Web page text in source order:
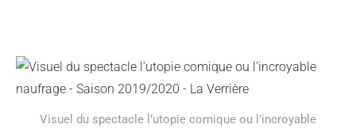
Visuel du spectacle l’utopie comique ou l’incroyable